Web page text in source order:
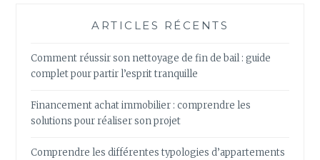
ARTICLES RÉCENTS
Comment réussir son nettoyage de fin de bail : guide
complet pour partir l’esprit tranquille
Financement achat immobilier : comprendre les
solutions pour réaliser son projet
Comprendre les différentes typologies d’appartements